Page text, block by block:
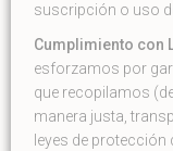
suscripción o uso
Cumplimiento con
esforzamos por
que recopilamos
manera justa,
leyes de